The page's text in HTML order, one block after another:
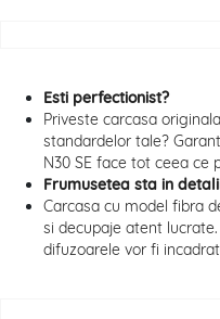
Esti perfectionist?
Priveste carcasa
standardelor tale?
N30 SE face tot ceea ce
Frumusetea sta in
Carcasa cu model fibra
si decupaje atent
difuzoarele vor fi